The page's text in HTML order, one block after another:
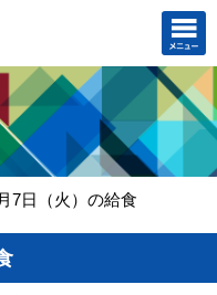
7日（火）の給食